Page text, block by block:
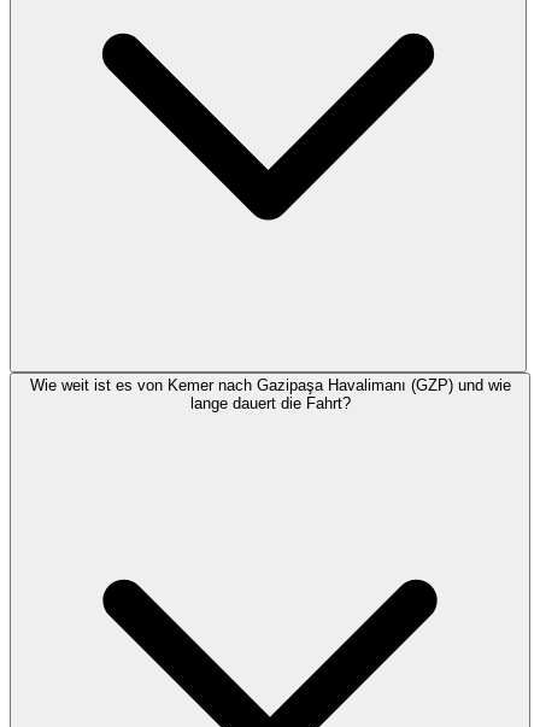
Wie weit ist es von Kemer nach Gazipaşa Havalimanı (GZP) und wie
lange dauert die Fahrt?